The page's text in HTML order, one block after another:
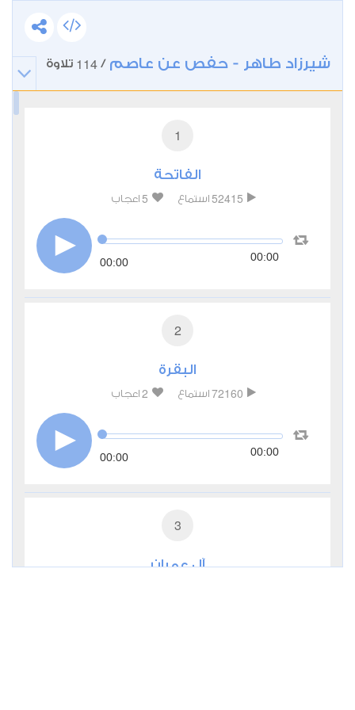
شيرزاد طاهر - حفص عن عاصم /
114 تلاوة
1
الفاتحة
52415 استماع 5 اعجاب
00:00 00:00
2
البقرة
72160 استماع 2 اعجاب
00:00 00:00
3
آل عمران